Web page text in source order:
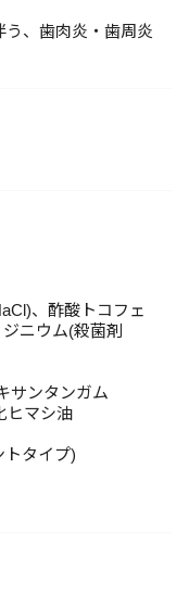
、歯肉炎・歯周炎
、酢酸トコフェ
ニウム(殺菌剤
サンタンガム
ヒマシ油
トタイプ)